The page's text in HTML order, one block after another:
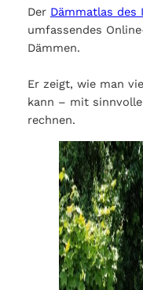
Der Dämmatlas des
umfassendes
Dämmen.
Er zeigt, wie man
kann – mit
rechnen.